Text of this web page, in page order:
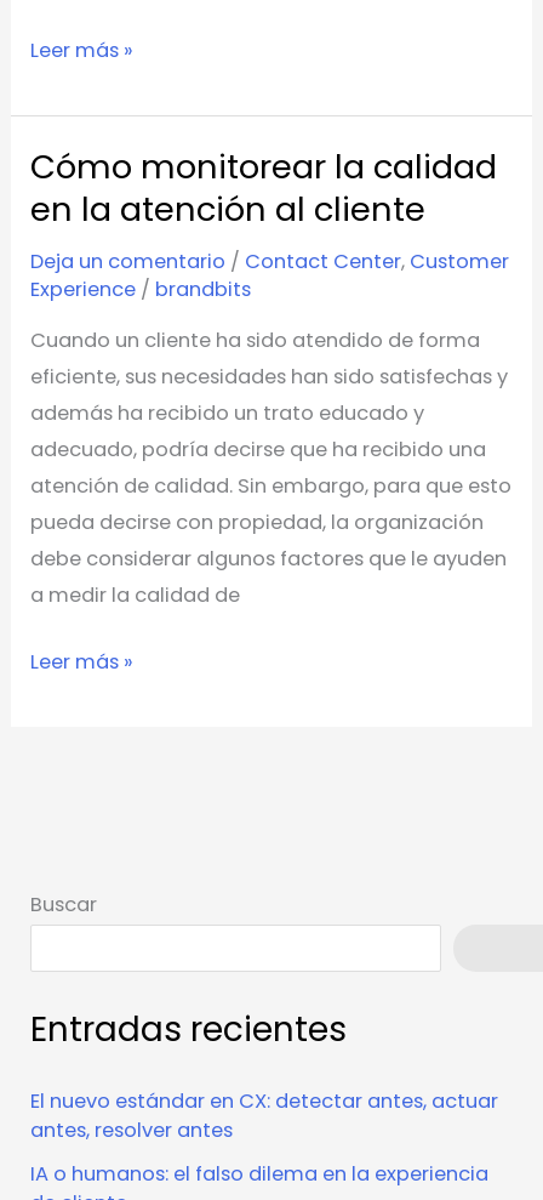
Leer más »
Cómo monitorear la calidad
en la atención al cliente
Deja un comentario / Contact Center, Customer
Experience / brandbits
Cuando un cliente ha sido atendido de forma
eficiente, sus necesidades han sido satisfechas y
además ha recibido un trato educado y
adecuado, podría decirse que ha recibido una
atención de calidad. Sin embargo, para que esto
pueda decirse con propiedad, la organización
debe considerar algunos factores que le ayuden
a medir la calidad de
Cómo
monitorear
calidad
en
la
atención
al
cliente
Leer más »
Buscar
Entradas recientes
El nuevo estándar en CX: detectar antes, actuar
antes, resolver antes
IA o humanos: el falso dilema en la experiencia